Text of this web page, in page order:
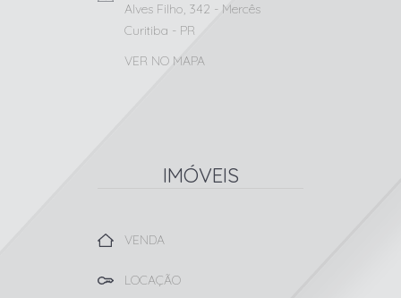
Alves Filho, 342 - Mercês
Curitiba - PR
VER NO MAPA
IMÓVEIS
VENDA
LOCAÇÃO